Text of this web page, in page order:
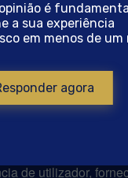
no nosso site para
de utilizador,
é
a sua experiência
em menos de um
agora